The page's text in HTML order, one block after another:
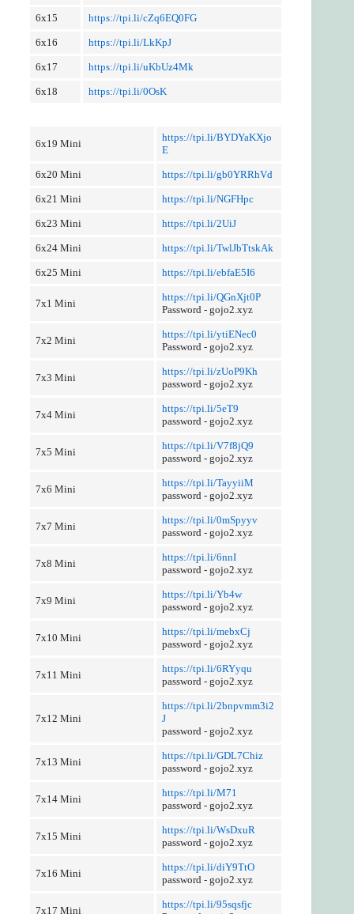
6x15 https://tpi.li/cZq6EQ0FG
6x16 https://tpi.li/LkKpJ
6x17 https://tpi.li/uKbUz4Mk
6x18 https://tpi.li/0OsK
6x19 Mini
https://tpi.li/BYDYaKXjo
E
6x20 Mini https://tpi.li/gb0YRRhVd
6x21 Mini https://tpi.li/NGFHpc
6x23 Mini https://tpi.li/2UiJ
6x24 Mini https://tpi.li/TwlJbTtskAk
6x25 Mini https://tpi.li/ebfaE5I6
7x1 Mini
https://tpi.li/QGnXjt0P
Password - gojo2.xyz
7x2 Mini
https://tpi.li/ytiENec0
Password - gojo2.xyz
7x3 Mini
https://tpi.li/zUoP9Kh
password - gojo2.xyz
7x4 Mini
https://tpi.li/5eT9
password - gojo2.xyz
7x5 Mini
https://tpi.li/V7f8jQ9
password - gojo2.xyz
7x6 Mini
https://tpi.li/TayyiiM
password - gojo2.xyz
7x7 Mini
https://tpi.li/0mSpyyv
password - gojo2.xyz
7x8 Mini
https://tpi.li/6nnI
password - gojo2.xyz
7x9 Mini
https://tpi.li/Yb4w
password - gojo2.xyz
7x10 Mini
https://tpi.li/mebxCj
password - gojo2.xyz
7x11 Mini
https://tpi.li/6RYyqu
password - gojo2.xyz
7x12 Mini
https://tpi.li/2bnpvmm3i2
J
password - gojo2.xyz
7x13 Mini
https://tpi.li/GDL7Chiz
password - gojo2.xyz
7x14 Mini
https://tpi.li/M71
password - gojo2.xyz
7x15 Mini
https://tpi.li/WsDxuR
password - gojo2.xyz
7x16 Mini
https://tpi.li/diY9TtO
password - gojo2.xyz
7x17 Mini
https://tpi.li/95sqsfjc